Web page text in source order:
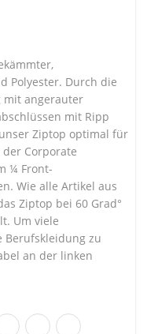
Polyester. Durch die
mit angerauter
mit Ripp
Ziptop optimal für
Corporate
¼ Front-
Wie alle Artikel aus
Ziptop bei 60 Grad°
Um viele
Berufskleidung zu
an der linken